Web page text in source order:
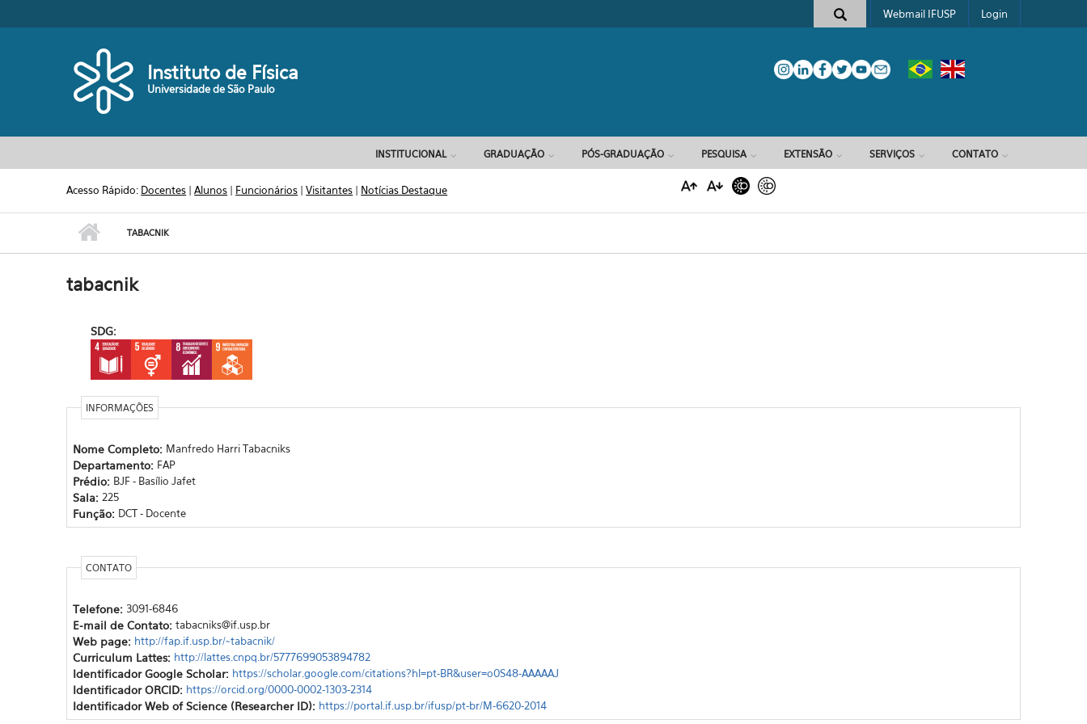
Formulário de busca
Webmail IFUSP Login
Instituto de Física
Universidade de São Paulo
INSTITUCIONAL GRADUAÇÃO PÓS-GRADUAÇÃO PESQUISA EXTENSÃO SERVIÇOS CONTATO
Acesso Rápido: Docentes |Alunos | Funcionários |Visitantes | Notícias Destaque
TABACNIK
tabacnik
SDG:
INFORMAÇÕES
Nome Completo: Manfredo Harri Tabacniks
Departamento: FAP
Prédio: BJF - Basílio Jafet
Sala: 225
Função: DCT - Docente
CONTATO
Telefone: 3091-6846
E-mail de Contato: tabacniks@if.usp.br
Web page: http://fap.if.usp.br/~tabacnik/
Curriculum Lattes: http://lattes.cnpq.br/5777699053894782
Identificador Google Scholar: https://scholar.google.com/citations?hl=pt-BR&user=o0S48-AAAAAJ
Identificador ORCID: https://orcid.org/0000-0002-1303-2314
Identificador Web of Science (Researcher ID): https://portal.if.usp.br/ifusp/pt-br/M-6620-2014